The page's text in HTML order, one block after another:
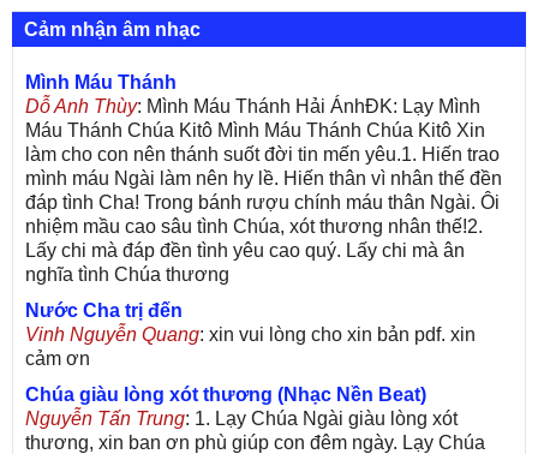
Cảm nhận âm nhạc
Mình Máu Thánh
Dỗ Anh Thùy: Mình Máu Thánh Hải ÁnhĐK: Lạy Mình
Máu Thánh Chúa Kitô Mình Máu Thánh Chúa Kitô Xin
làm cho con nên thánh suốt đời tin mến yêu.1. Hiến trao
mình máu Ngài làm nên hy lề. Hiến thân vì nhân thế đền
đáp tình Cha! Trong bánh rượu chính máu thân Ngài. Ôi
nhiệm mầu cao sâu tình Chúa, xót thương nhân thế!2.
Lấy chi mà đáp đền tình yêu cao quý. Lấy chi mà ân
nghĩa tình Chúa thương
Nước Cha trị đến
Vinh Nguyễn Quang: xin vui lòng cho xin bản pdf. xin
cảm ơn
Chúa giàu lòng xót thương (Nhạc Nền Beat)
Nguyễn Tấn Trung: 1. Lạy Chúa Ngài giàu lòng xót
thương, xin ban ơn phù giúp con đêm ngày. Lạy Chúa